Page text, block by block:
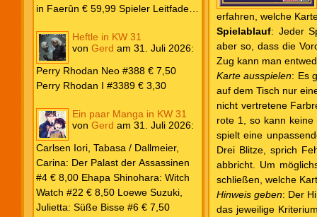
in Faerûn € 59,99 Spieler Leitfaden
Heftle in KW 31
von Gerd am 31. Juli 2026:
Perry Rhodan Neo #388 € 7,50
Perry Rhodan I #3389 € 3,30
Ein paar Manga in KW 31
von Gerd am 31. Juli 2026:
Carlsen Iori, Tabasa / Dallmeier,
Carina: Der Palast der Assassinen
#4 € 8,00 Ehapa Shinohara: Witch
Watch #22 € 8,50 Loewe Suzuki,
Julietta: Süße Bisse #6 € 7,50
erfahren, welche
Spielablauf: Jeder
aber so, dass die
Zug kann man
Karte ausspielen: Es
auf dem Tisch nur
nicht vertretene
rote 1, so kann
spielt eine
Drei Blitze, sprich
abbricht. Um
schließen, welche
Hinweis geben: Der
das jeweilige